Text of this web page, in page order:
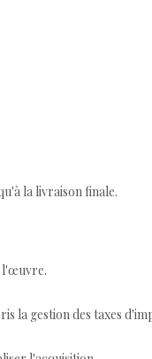
la livraison finale.
l'œuvre.
la gestion des taxes